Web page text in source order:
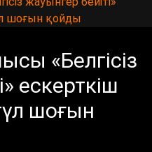
шоғын қойды
«Белгісіз
ескерткіш
шоғын